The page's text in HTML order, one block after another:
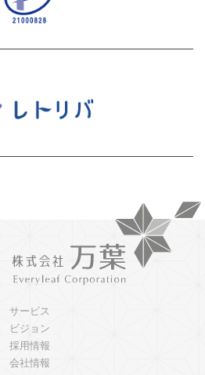
サービス
ビジョン
採用情報
会社情報